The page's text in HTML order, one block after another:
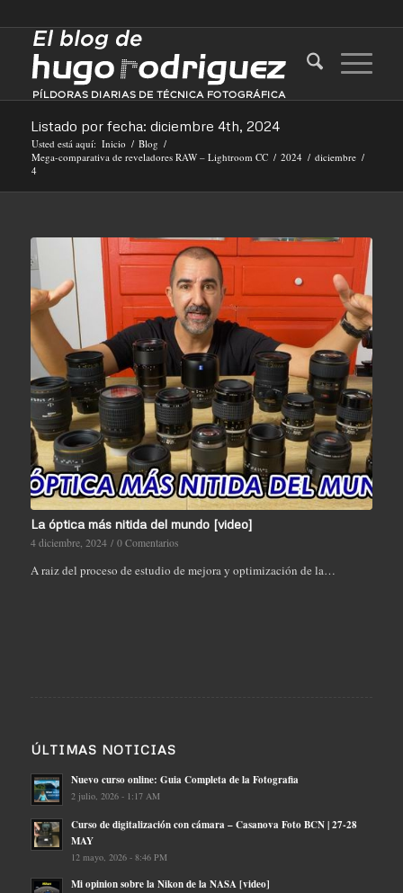
Listado por fecha: diciembre 4th, 2024
Usted está aquí: Inicio / Blog /
Mega-comparativa de reveladores RAW – Lightroom CC / 2024 / diciembre /
4
La óptica más nitida del mundo [video]
4 diciembre, 2024 / 0 Comentarios
A raiz del proceso de estudio de mejora y optimización de la…
ÚLTIMAS NOTICIAS
Nuevo curso online: Guia Completa de la Fotografia
2 julio, 2026 - 1:17 AM
Curso de digitalización con cámara – Casanova Foto BCN | 27-28
MAY
12 mayo, 2026 - 8:46 PM
Mi opinion sobre la Nikon de la NASA [video]